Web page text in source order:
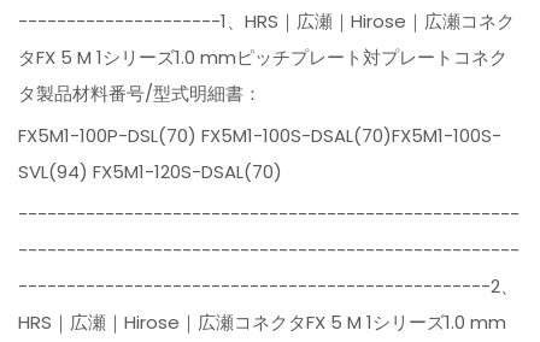
---------------------1、HRS｜広瀬｜Hirose｜広瀬コネク
タFX 5 M 1シリーズ1.0 mmピッチプレート対プレートコネク
タ製品材料番号/型式明細書：
FX5M1-100P-DSL(70) FX5M1-100S-DSAL(70)FX5M1-100S-
SVL(94) FX5M1-120S-DSAL(70)
----------------------------------------------------
----------------------------------------------------
-------------------------------------------------2、
HRS｜広瀬｜Hirose｜広瀬コネクタFX 5 M 1シリーズ1.0 mm